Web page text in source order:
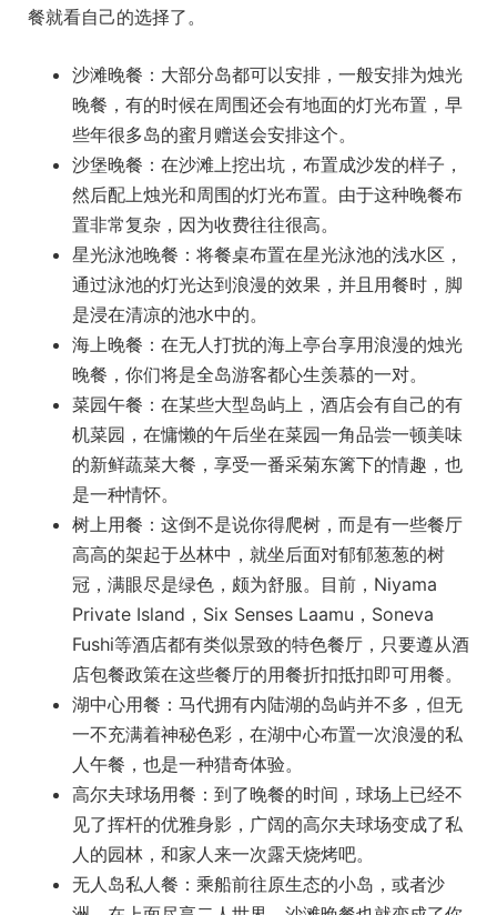
餐就看自己的选择了。
沙滩晚餐：大部分岛都可以安排，一般安排为烛光
晚餐，有的时候在周围还会有地面的灯光布置，早
些年很多岛的蜜月赠送会安排这个。
沙堡晚餐：在沙滩上挖出坑，布置成沙发的样子，
然后配上烛光和周围的灯光布置。由于这种晚餐布
置非常复杂，因为收费往往很高。
星光泳池晚餐：将餐桌布置在星光泳池的浅水区，
通过泳池的灯光达到浪漫的效果，并且用餐时，脚
是浸在清凉的池水中的。
海上晚餐：在无人打扰的海上亭台享用浪漫的烛光
晚餐，你们将是全岛游客都心生羡慕的一对。
菜园午餐：在某些大型岛屿上，酒店会有自己的有
机菜园，在慵懒的午后坐在菜园一角品尝一顿美味
的新鲜蔬菜大餐，享受一番采菊东篱下的情趣，也
是一种情怀。
树上用餐：这倒不是说你得爬树，而是有一些餐厅
高高的架起于丛林中，就坐后面对郁郁葱葱的树
冠，满眼尽是绿色，颇为舒服。目前，Niyama
Private Island，Six Senses Laamu，Soneva
Fushi等酒店都有类似景致的特色餐厅，只要遵从酒
店包餐政策在这些餐厅的用餐折扣抵扣即可用餐。
湖中心用餐：马代拥有内陆湖的岛屿并不多，但无
一不充满着神秘色彩，在湖中心布置一次浪漫的私
人午餐，也是一种猎奇体验。
高尔夫球场用餐：到了晚餐的时间，球场上已经不
见了挥杆的优雅身影，广阔的高尔夫球场变成了私
人的园林，和家人来一次露天烧烤吧。
无人岛私人餐：乘船前往原生态的小岛，或者沙